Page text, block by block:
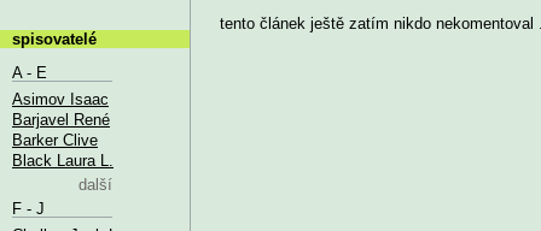
tento článek ještě zatím nikdo nekomentoval
spisovatelé
A - E
Asimov Isaac
Barjavel René
Barker Clive
Black Laura L.
další
F - J